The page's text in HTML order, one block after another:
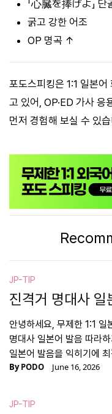
「心臓を捧げよ」 단
굵고 강한 어조
OP 명곡 ↑
포도스피킹은 1:1 일본
고 있어, OP·ED 가사 응
먼저 경험해 보실 수 있
JP-TIP
진격거 명대사 일
안녕하세요, 무제한 1:1 일
명대사 일본어 발음 따라
일본어 발음을 익히기에
ByPODO June 16, 2026
JP-TIP